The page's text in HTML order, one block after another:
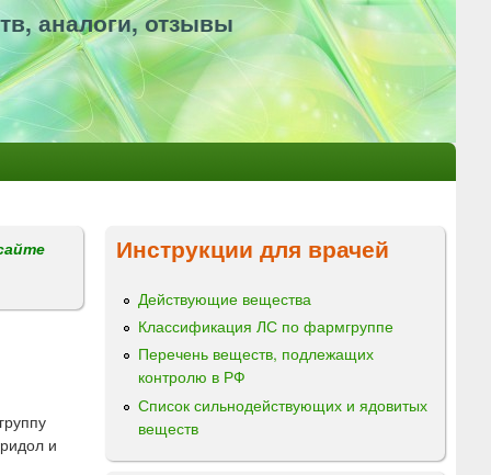
аналоги, отзывы
и
Инструкции для врачей
Действующие вещества
Классификация ЛС по фармгруппе
Перечень веществ, подлежащих
контролю в РФ
Список сильнодействующих и ядовитых
веществ